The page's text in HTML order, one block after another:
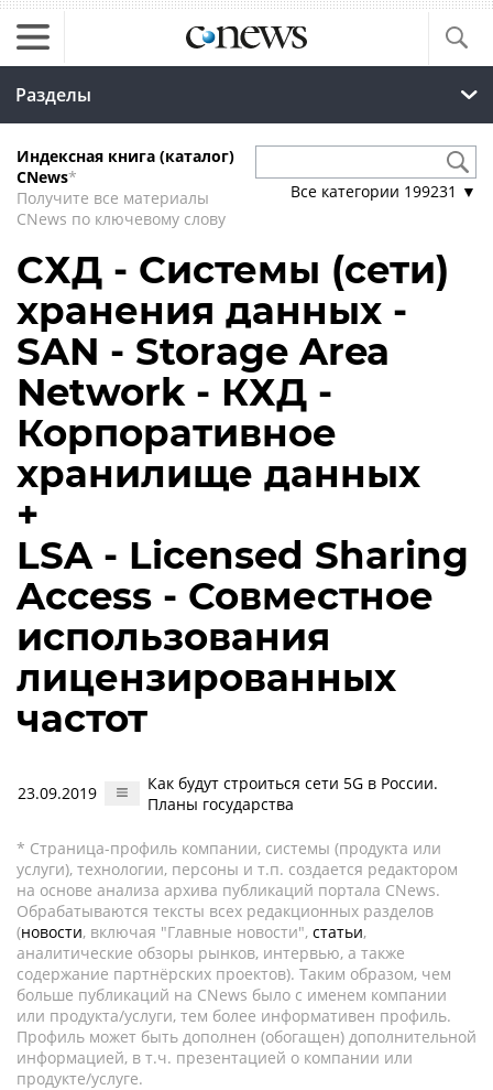
Разделы
Индексная книга (каталог)
CNews*
Получите все материалы
CNews по ключевому слову
Все категории 199231 ▼
СХД - Системы (сети)
хранения данных -
SAN - Storage Area
Network - КХД -
Корпоративное
хранилище данных
+
LSA - Licensed Sharing
Access - Совместное
использования
лицензированных
частот
23.09.2019
Как будут строиться сети 5G в России.
Планы государства
* Страница-профиль компании, системы (продукта или
услуги), технологии, персоны и т.п. создается редактором
на основе анализа архива публикаций портала CNews.
Обрабатываются тексты всех редакционных разделов
(новости, включая "Главные новости", статьи,
аналитические обзоры рынков, интервью, а также
содержание партнёрских проектов). Таким образом, чем
больше публикаций на CNews было с именем компании
или продукта/услуги, тем более информативен профиль.
Профиль может быть дополнен (обогащен) дополнительной
информацией, в т.ч. презентацией о компании или
продукте/услуге.